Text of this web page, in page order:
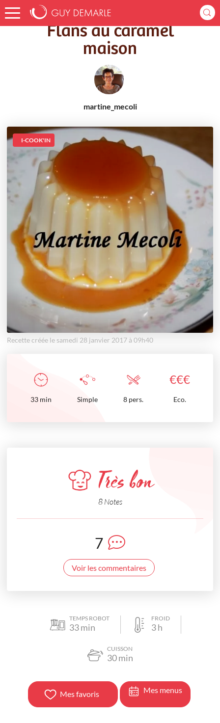
Accueil Recettes Flans au caramel maison
Flans au caramel
maison
martine_mecoli
I-COOK'IN
Recette créée le samedi 28 janvier 2017 à 09h40
€€€
33 min Simple 8 pers. Eco.
Très bon
8 Notes
7
Voir les commentaires
TEMPS ROBOT
33min
FROID
3h
CUISSON
30min
Mes favoris Mes menus